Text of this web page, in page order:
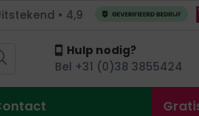
gratis bezorgd
• 4,9
Hulp nodig?
Bel +31 (0)38 3855424